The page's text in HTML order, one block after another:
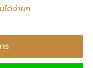
ได้ง่ายๆ
ร